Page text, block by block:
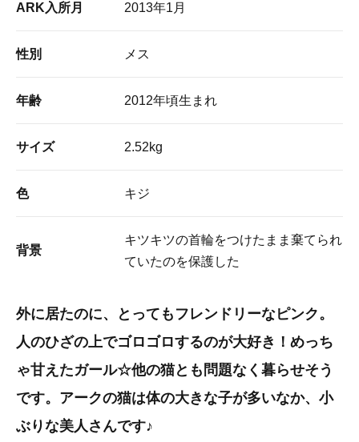
ARK入所月 2013年1月
性別 メス
年齢 2012年頃生まれ
サイズ 2.52kg
色 キジ
背景
キツキツの首輪をつけたまま棄てられ
ていたのを保護した
外に居たのに、とってもフレンドリーなピンク。
人のひざの上でゴロゴロするのが大好き！めっち
ゃ甘えたガール☆他の猫とも問題なく暮らせそう
です。アークの猫は体の大きな子が多いなか、小
ぶりな美人さんです♪